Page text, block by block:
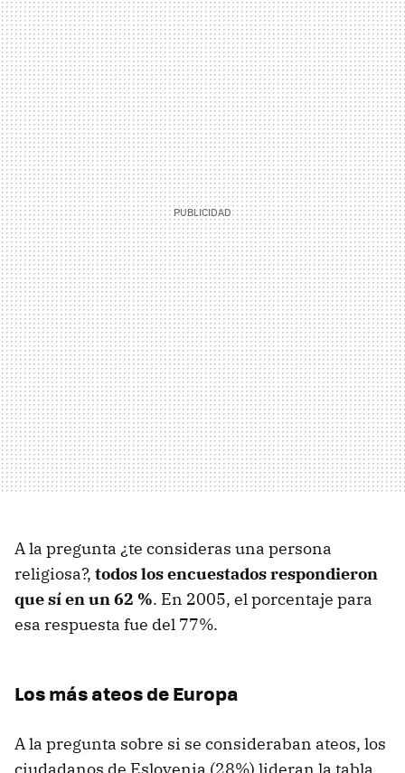
A la pregunta ¿te consideras una persona
religiosa?, todos los encuestados respondieron
que sí en un 62 %. En 2005, el porcentaje para
esa respuesta fue del 77%.
Los más ateos de Europa
A la pregunta sobre si se consideraban ateos, los
ciudadanos de Eslovenia (28%) lideran la tabla